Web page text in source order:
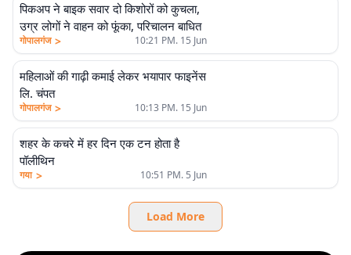
पिकअप ने बाइक सवार दो किशोरों को कुचला,
उग्र लोगों ने वाहन को फूंका, परिचालन बाधित
गोपालगंज > 10:21 PM. 15 Jun
महिलाओं की गाढ़ी कमाई लेकर भयापार फाइनेंस
लि. चंपत
गोपालगंज > 10:13 PM. 15 Jun
शहर के कचरे में हर दिन एक टन होता है
पॉलीथिन
गया > 10:51 PM. 5 Jun
Load More